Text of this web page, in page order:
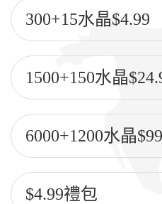
300+15水晶$4.99
1500+150水晶
6000+1200水晶
$4.99禮包